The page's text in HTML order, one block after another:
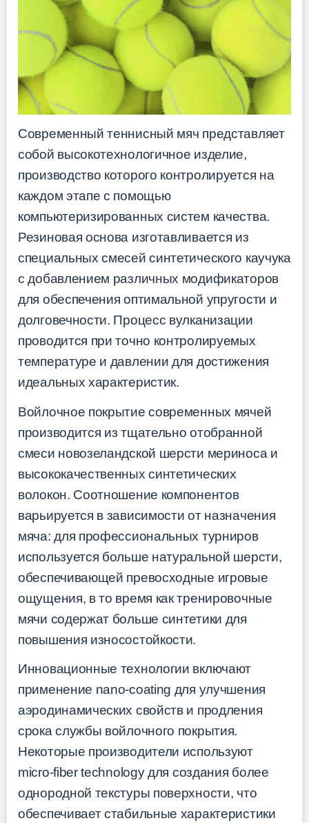
Современный теннисный мяч представляет
собой высокотехнологичное изделие,
производство которого контролируется на
каждом этапе с помощью
компьютеризированных систем качества.
Резиновая основа изготавливается из
специальных смесей синтетического каучука
с добавлением различных модификаторов
для обеспечения оптимальной упругости и
долговечности. Процесс вулканизации
проводится при точно контролируемых
температуре и давлении для достижения
идеальных характеристик.
Войлочное покрытие современных мячей
производится из тщательно отобранной
смеси новозеландской шерсти мериноса и
высококачественных синтетических
волокон. Соотношение компонентов
варьируется в зависимости от назначения
мяча: для профессиональных турниров
используется больше натуральной шерсти,
обеспечивающей превосходные игровые
ощущения, в то время как тренировочные
мячи содержат больше синтетики для
повышения износостойкости.
Инновационные технологии включают
применение nano-coating для улучшения
аэродинамических свойств и продления
срока службы войлочного покрытия.
Некоторые производители используют
micro-fiber technology для создания более
однородной текстуры поверхности, что
обеспечивает стабильные характеристики